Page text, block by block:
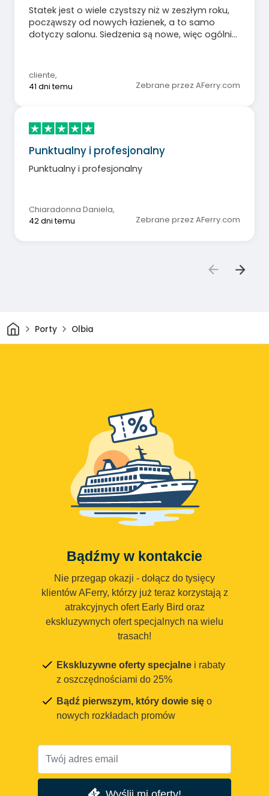
Statek jest o wiele czystszy niż w zeszłym roku,
począwszy od nowych łazienek, a to samo
dotyczy salonu. Siedzenia są nowe, więc ogólnie
cliente,
41 dni temu
Zebrane przez AFerry.com
Punktualny i profesjonalny
Punktualny i profesjonalny
Chiaradonna Daniela,
42 dni temu
Zebrane przez AFerry.com
DomPorty Olbia
Bądźmy w kontakcie
Nie przegap okazji - dołącz do tysięcy
klientów AFerry, którzy już teraz korzystają z
atrakcyjnych ofert Early Bird oraz
ekskluzywnych ofert specjalnych na wielu
trasach!
Ekskluzywne oferty specjalne i rabaty
z oszczędnościami do 25%
Bądź pierwszym, który dowie się o
nowych rozkładach promów